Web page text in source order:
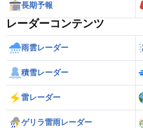
長期予報
レーダーコンテンツ
雨雲レーダー
積雪レーダー
雷レーダー
ゲリラ雷雨レーダー